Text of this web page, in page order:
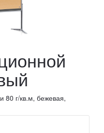
80 г/кв.м, бежевая,